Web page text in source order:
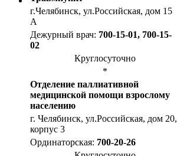
г.Челябинск, ул.Российская, дом 15
А
Дежурный врач: 700-15-01, 700-15-
02
Круглосуточно
*
Отделение паллиативной
медицинской помощи взрослому
населению
г. Челябинск, ул.Российская, дом 20,
корпус 3
Ординаторская: 700-20-26